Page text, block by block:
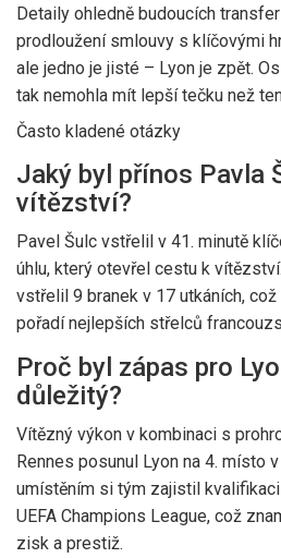
Detaily ohledně budoucích
prodloužení smlouvy s klíčovými
ale jedno je jisté – Lyon je zpět.
tak nemohla mít lepší tečku než
Často kladené otázky
Jaký byl přínos Pavla
vítězství?
Pavel Šulc vstřelil v 41. minutě
úhlu, který otevřel cestu k
vstřelil 9 branek v 17 utkáních,
pořadí nejlepších střelců
Proč byl zápas pro
důležitý?
Vítězný výkon v kombinaci s
Rennes posunul Lyon na 4. místo
umístěním si tým zajistil
UEFA Champions League, což
zisk a prestiž.